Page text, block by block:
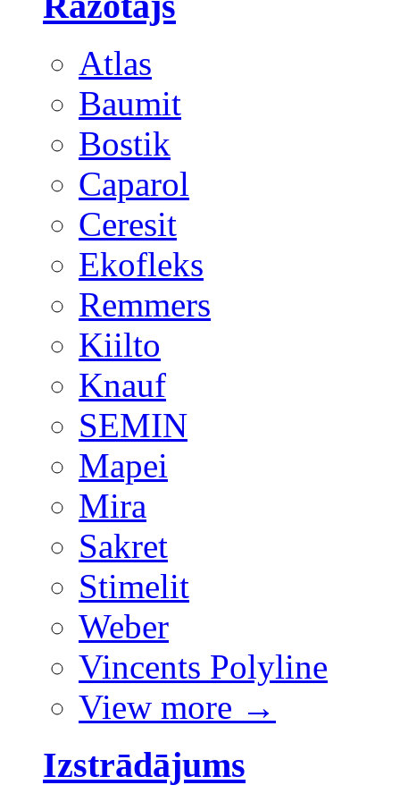
Atlas
Baumit
Bostik
Caparol
Ceresit
Ekofleks
Remmers
Kiilto
Knauf
SEMIN
Mapei
Mira
Sakret
Stimelit
Weber
Vincents Polyline
View more →
Izstrādājums